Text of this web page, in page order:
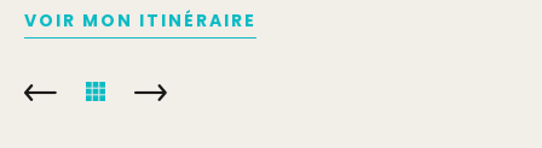
VOIR MON ITINÉRAIRE